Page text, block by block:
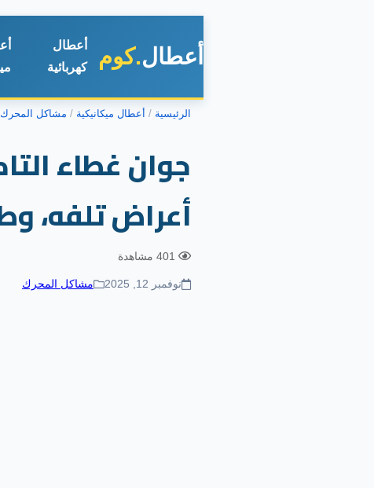
أعطال.كوم
أعطال
كهربائية
الرئيسية أعطال ميكانيكية مشاكل المحرك
أعراض تلفه،
نوفمبر 12, 2025 مشاكل المحرك